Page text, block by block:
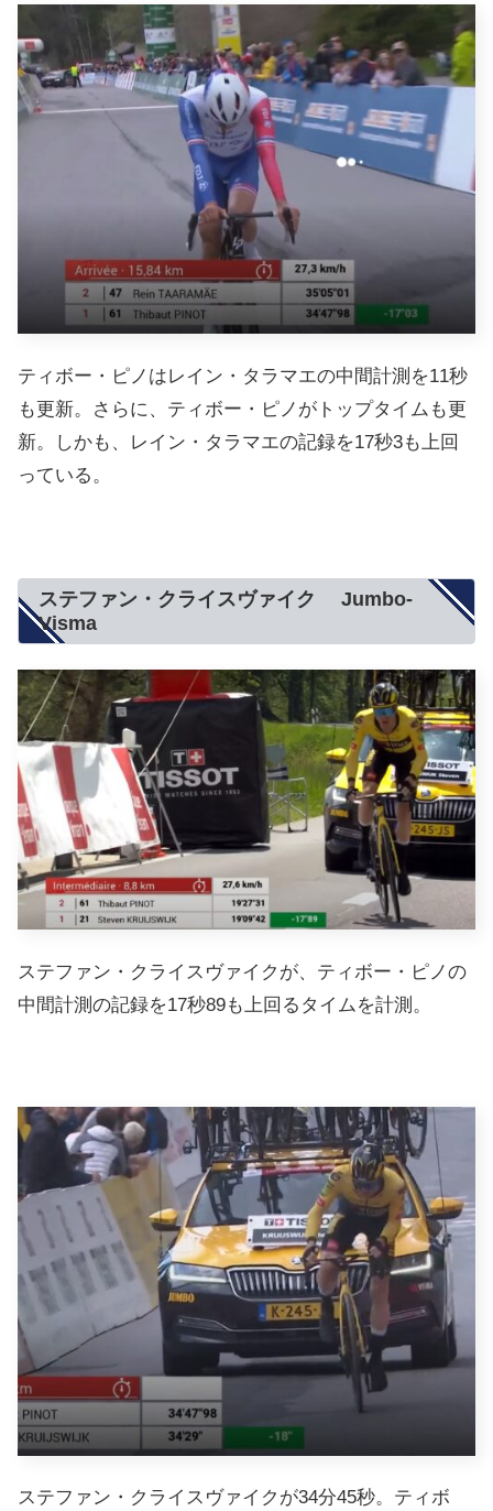
ティボー・ピノはレイン・タラマエの中間計測を11秒
も更新。さらに、ティボー・ピノがトップタイムも更
新。しかも、レイン・タラマエの記録を17秒3も上回
っている。
ステファン・クライスヴァイク Jumbo-
Visma
ステファン・クライスヴァイクが、ティボー・ピノの
中間計測の記録を17秒89も上回るタイムを計測。
ステファン・クライスヴァイクが34分45秒。ティボ